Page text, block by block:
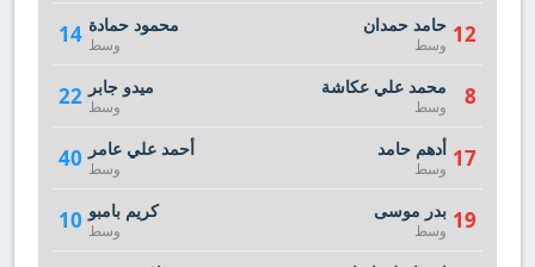
14 محمود حمادة
وسط
22 ميدو جابر
وسط
40 أحمد علي عامر
وسط
10 كريم بامبو
وسط
12 حامد حمدان
وسط
8 محمد علي عكاشة
وسط
17 أدهم حامد
وسط
19 بدر موسى
وسط